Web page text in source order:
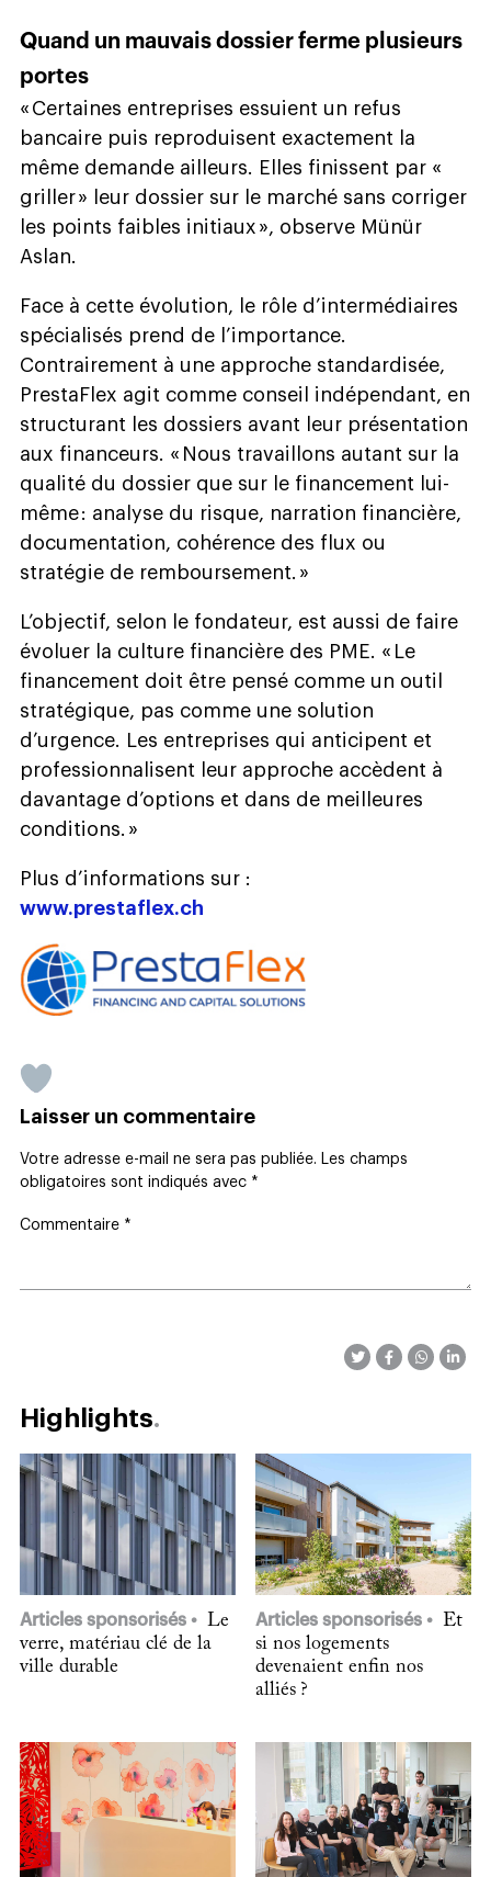
Quand un mauvais dossier ferme plusieurs
portes
« Certaines entreprises essuient un refus
bancaire puis reproduisent exactement la
même demande ailleurs. Elles finissent par «
griller » leur dossier sur le marché sans corriger
les points faibles initiaux », observe Münür
Aslan.
Face à cette évolution, le rôle d’intermédiaires
spécialisés prend de l’importance.
Contrairement à une approche standardisée,
PrestaFlex agit comme conseil indépendant, en
structurant les dossiers avant leur présentation
aux financeurs. « Nous travaillons autant sur la
qualité du dossier que sur le financement lui-
même : analyse du risque, narration financière,
documentation, cohérence des flux ou
stratégie de remboursement. »
L’objectif, selon le fondateur, est aussi de faire
évoluer la culture financière des PME. « Le
financement doit être pensé comme un outil
stratégique, pas comme une solution
d’urgence. Les entreprises qui anticipent et
professionnalisent leur approche accèdent à
davantage d’options et dans de meilleures
conditions. »
Plus d’informations sur :
www.prestaflex.ch
Laisser un commentaire
Votre adresse e-mail ne sera pas publiée.
Les champs
obligatoires sont indiqués avec *
Commentaire *
Highlights
Articles sponsorisés
Le
verre, matériau clé de la
ville durable
Articles sponsorisés
Et
si nos logements
devenaient enfin nos
alliés ?